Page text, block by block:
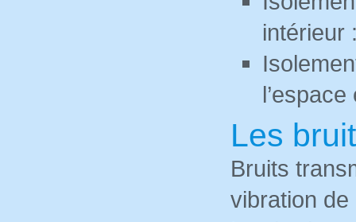
intérieur
Les
Bruits
vibration de